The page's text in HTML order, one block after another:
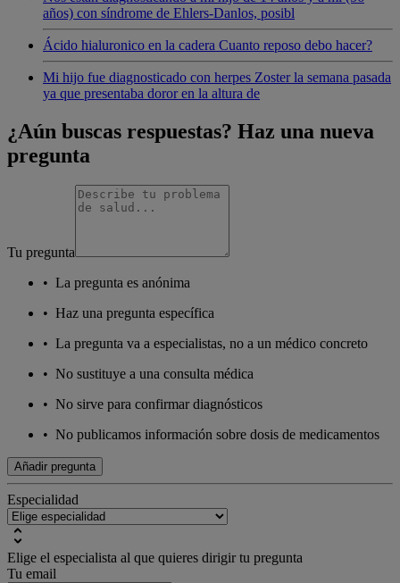
años) con síndrome de Ehlers-Danlos, posibl
Ácido hialuronico en la cadera Cuanto reposo debo hacer?
Mi hijo fue diagnosticado con herpes Zoster la semana pasada
ya que presentaba doror en la altura de
¿Aún buscas respuestas? Haz una nueva
pregunta
Tu pregunta
• La pregunta es anónima
• Haz una pregunta específica
• La pregunta va a especialistas, no a un médico concreto
• No sustituye a una consulta médica
• No sirve para confirmar diagnósticos
• No publicamos información sobre dosis de medicamentos
Añadir pregunta
Especialidad
Elige el especialista al que quieres dirigir tu pregunta
Tu email